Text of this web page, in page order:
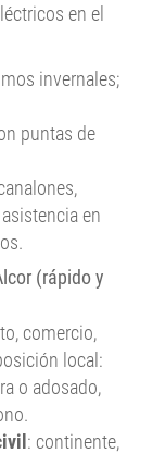
en el
invernales;
puntas de
en
(rápido y
comercio,
local:
o adosado,
: continente,